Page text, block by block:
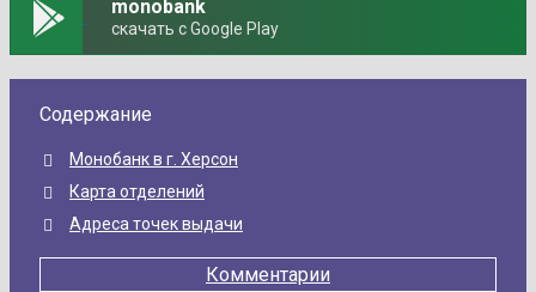
monobank
скачать с Google Play
Содержание
Монобанк в г. Херсон
Карта отделений
Адреса точек выдачи
Комментарии